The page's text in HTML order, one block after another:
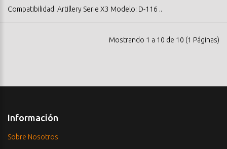
Compatibilidad: Artillery Serie X3 Modelo: D-116 ..
Mostrando 1 a 10 de 10 (1 Páginas)
Información
Sobre Nosotros